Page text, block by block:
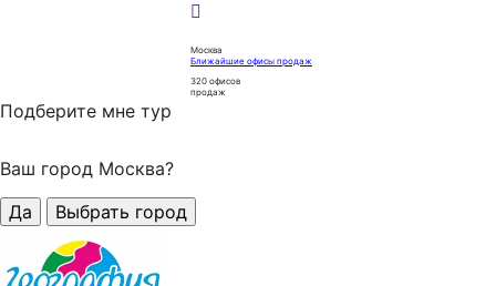
Москва
Ближайшие офисы продаж
320 офисов
продаж
Подберите мне тур
Ваш город Москва?
Да
Выбрать город